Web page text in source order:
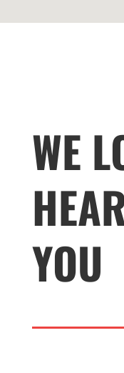
WE
YOU